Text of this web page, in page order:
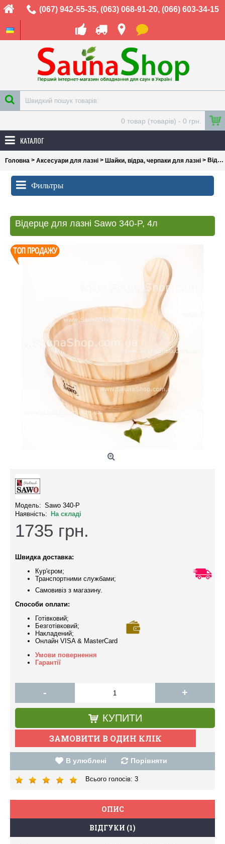
(067) 942-55-35, (063) 068-91-20, (066) 603-34-15
0 товар (товарів) - 0 грн.
КАТАЛОГ
Головна > Аксесуари для лазні > Шайки, відра, черпаки для лазні > Відерце для лазні Sawo 340-P, 4л
Фильтры
Відерце для лазні Sawo 340-P, 4л
Модель: Sawo 340-P
Наявність:
На складі
1735 грн.
Швидка доставка:
Кур'єром;
Транспортними службами;
Самовивіз з магазину.
Способи оплати:
Готівковий;
Безготівковий;
Накладений;
Онлайн VISA & MasterCard
Умови повернення
Гарантії
- +
КУПИТИ
В улюблені Порівняти
Всього голосів: 3
ОПИС
ВІДГУКИ (1)